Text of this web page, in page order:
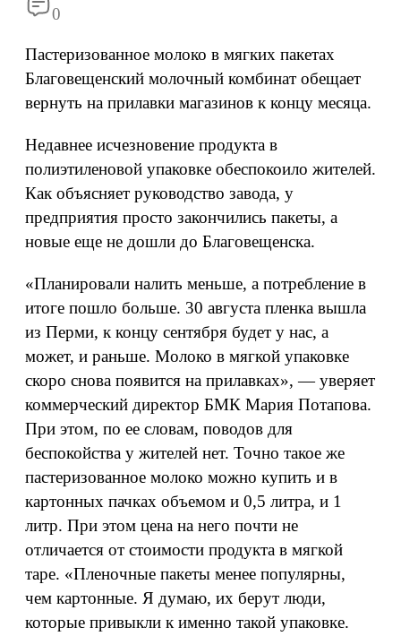
0
Пастеризованное молоко в мягких пакетах
Благовещенский молочный комбинат обещает
вернуть на прилавки магазинов к концу месяца.
Недавнее исчезновение продукта в
полиэтиленовой упаковке обеспокоило жителей.
Как объясняет руководство завода, у
предприятия просто закончились пакеты, а
новые еще не дошли до Благовещенска.
«Планировали налить меньше, а потребление в
итоге пошло больше. 30 августа пленка вышла
из Перми, к концу сентября будет у нас, а
может, и раньше. Молоко в мягкой упаковке
скоро снова появится на прилавках», — уверяет
коммерческий директор БМК Мария Потапова.
При этом, по ее словам, поводов для
беспокойства у жителей нет. Точно такое же
пастеризованное молоко можно купить и в
картонных пачках объемом и 0,5 литра, и 1
литр. При этом цена на него почти не
отличается от стоимости продукта в мягкой
таре. «Пленочные пакеты менее популярны,
чем картонные. Я думаю, их берут люди,
которые привыкли к именно такой упаковке.